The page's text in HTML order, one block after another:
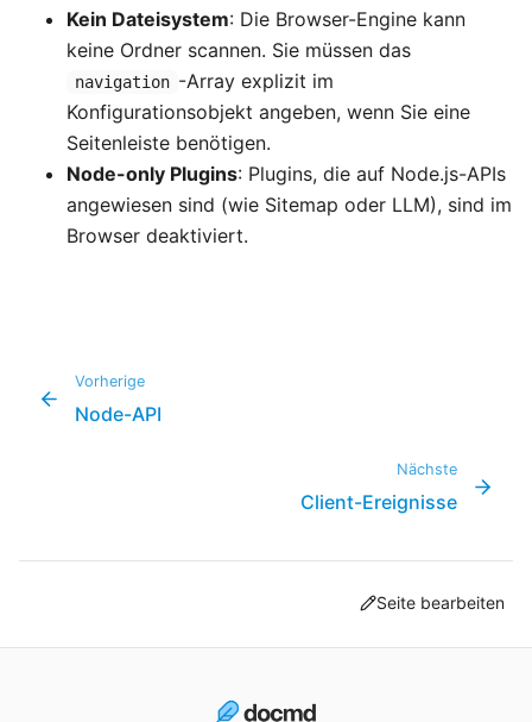
Kein Dateisystem: Die Browser-Engine kann
keine Ordner scannen. Sie müssen das
navigation -Array explizit im
Konfigurationsobjekt angeben, wenn Sie eine
Seitenleiste benötigen.
Node-only Plugins: Plugins, die auf Node.js-APIs
angewiesen sind (wie Sitemap oder LLM), sind im
Browser deaktiviert.
Vorherige
Node-API
Nächste
Client-Ereignisse
Seite bearbeiten